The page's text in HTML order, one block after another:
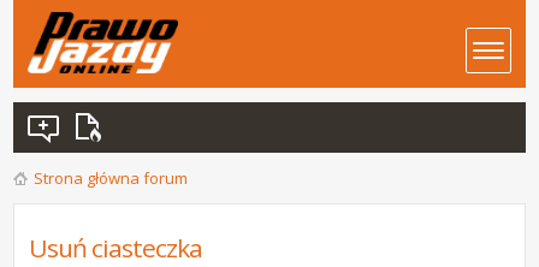
Strona główna forum
Usuń ciasteczka